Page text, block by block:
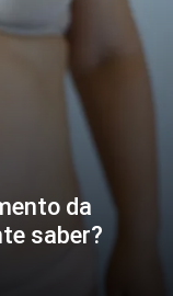
da
saber?